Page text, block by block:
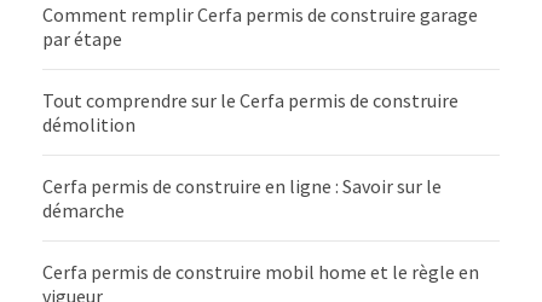
Comment remplir Cerfa permis de construire garage
par étape
Tout comprendre sur le Cerfa permis de construire
démolition
Cerfa permis de construire en ligne : Savoir sur le
démarche
Cerfa permis de construire mobil home et le règle en
vigueur